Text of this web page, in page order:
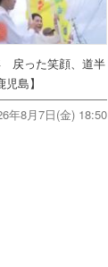
戻った笑顔、道半
島】
年8月7日(金) 18:50